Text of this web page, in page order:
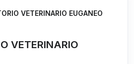
VETERINARIO EUGANEO
VETERINARIO